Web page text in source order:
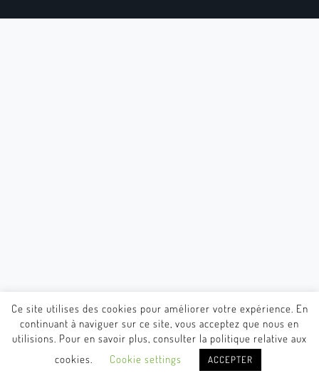
Ce site utilises des cookies pour améliorer votre expérience. En
continuant à naviguer sur ce site, vous acceptez que nous en
utilisions. Pour en savoir plus, consulter la politique relative aux
cookies.
Cookie settings ACCEPTER